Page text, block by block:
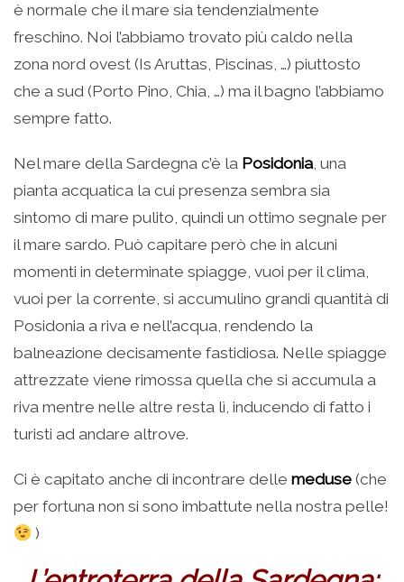
è normale che il mare sia tendenzialmente
freschino. Noi l’abbiamo trovato più caldo nella
zona nord ovest (Is Aruttas, Piscinas, …) piuttosto
che a sud (Porto Pino, Chia, …) ma il bagno l’abbiamo
sempre fatto.
Nel mare della Sardegna c’è la Posidonia, una
pianta acquatica la cui presenza sembra sia
sintomo di mare pulito, quindi un ottimo segnale per
il mare sardo. Può capitare però che in alcuni
momenti in determinate spiagge, vuoi per il clima,
vuoi per la corrente, si accumulino grandi quantità di
Posidonia a riva e nell’acqua, rendendo la
balneazione decisamente fastidiosa. Nelle spiagge
attrezzate viene rimossa quella che si accumula a
riva mentre nelle altre resta lì, inducendo di fatto i
turisti ad andare altrove.
Ci è capitato anche di incontrare delle meduse (che
per fortuna non si sono imbattute nella nostra pelle!
)